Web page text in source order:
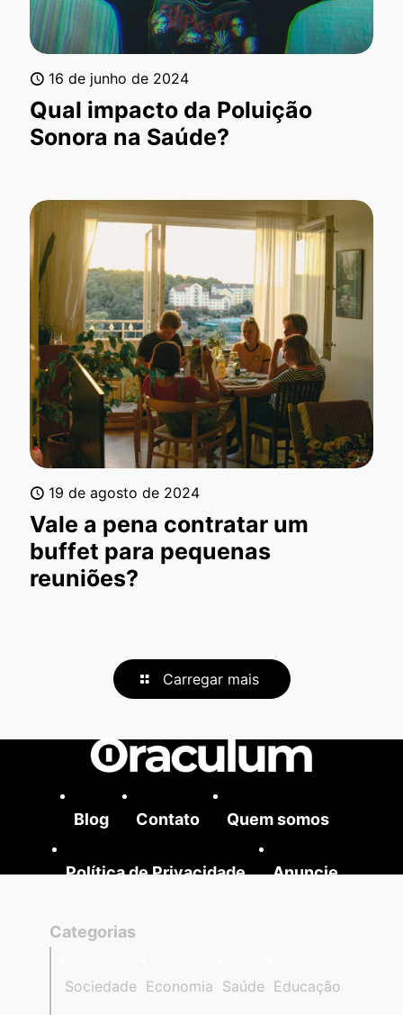
16 de junho de 2024
Qual impacto da Poluição
Sonora na Saúde?
19 de agosto de 2024
Vale a pena contratar um
buffet para pequenas
reuniões?
Carregar mais
Blog Contato Quem somos
Política de Privacidade Anuncie
Categorias
Sociedade Economia Saúde Educação